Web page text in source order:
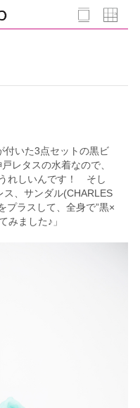
付いた3点セットの黒ビ
レタスの水着なので、
れしいんです！ そし
、サンダル(CHARLES
プラスして、全身で”黒×
みました♪」